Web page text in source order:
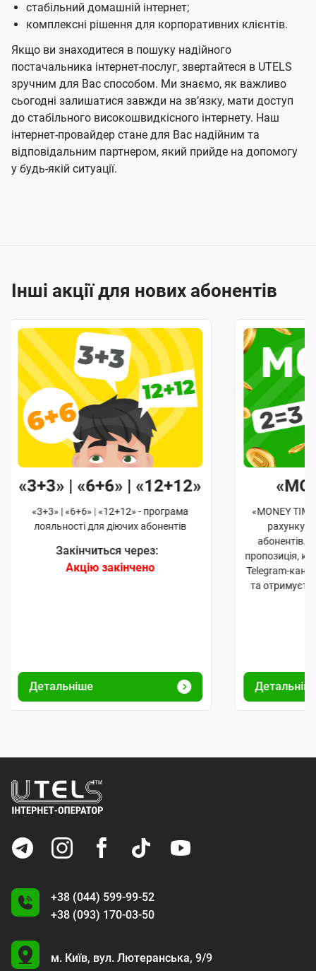
стабільний домашній інтернет;
комплексні рішення для корпоративних клієнтів.
Якщо ви знаходитеся в пошуку надійного
постачальника інтернет-послуг, звертайтеся в UTELS
зручним для Вас способом. Ми знаємо, як важливо
сьогодні залишатися завжди на звʼязку, мати доступ
до стабільного високошвидкісного інтернету. Наш
інтернет-провайдер стане для Вас надійним та
відповідальним партнером, який прийде на допомогу
у будь-якій ситуації.
Інші акції для нових абонентів
«3+3» | «6+6» | «12+12»
«3+3» | «6+6» | «12+12» - програма
лояльності для діючих абонентів
Закінчиться через:
Акцію закінчено
Детальніше
«MONEY
рахунку
абонентів.
пропозиція,
Telegram-
та
+38 (044) 599-99-52
+38 (093) 170-03-50
U
м. Київ, вул. Лютеранська, 9/9